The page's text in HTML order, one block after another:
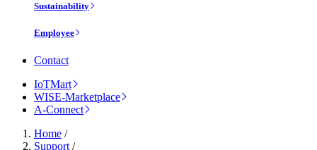
Sustainability
Employee
Contact
IoTMart
WISE-Marketplace
A-Connect
Home /
Support /